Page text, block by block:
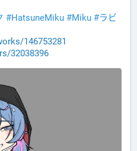
#HatsuneMiku #Miku #ラビ
146753281
32038396